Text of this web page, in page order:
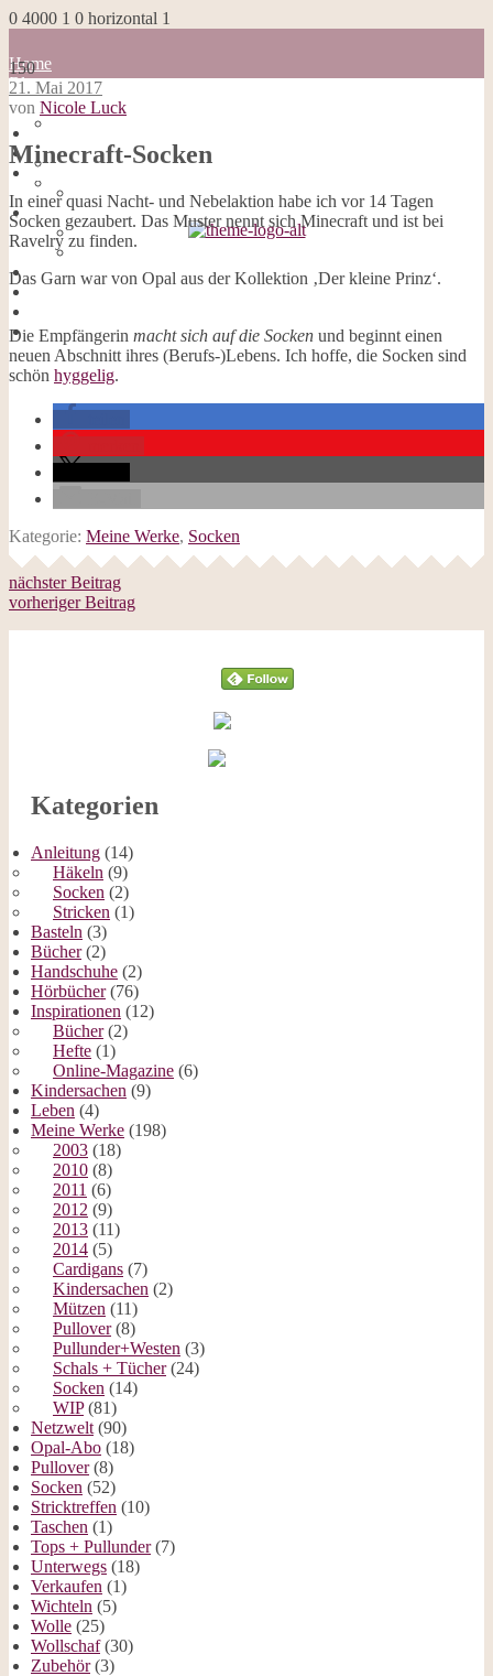
0 4000 1 0 horizontal 1
Home
Blog
about me
Impressum
Datenschutzerklärung
Galerie
Opal-Abos
Strickblogs
Hörbücher
150
Home
Blog
about me
100 Dinge
Impressum
Datenschutzerklärung
Cookies
Galerie
Hörbücher
21. Mai 2017
von Nicole Luck
Minecraft-Socken
In einer quasi Nacht- und Nebelaktion habe ich vor 14 Tagen
Socken gezaubert. Das Muster nennt sich Minecraft und ist bei
Ravelry zu finden.
Das Garn war von Opal aus der Kollektion ‚Der kleine Prinz‘.
Die Empfängerin macht sich auf die Socken und beginnt einen
neuen Abschnitt ihres (Berufs-)Lebens. Ich hoffe, die Socken sind
schön hyggelig.
Kategorie: Meine Werke, Socken
nächster Beitrag
vorheriger Beitrag
Kategorien
Anleitung (14)
Häkeln (9)
Socken (2)
Stricken (1)
Basteln (3)
Bücher(2)
Handschuhe (2)
Hörbücher(76)
Inspirationen (12)
Bücher(2)
Hefte (1)
Online-Magazine (6)
Kindersachen (9)
Leben (4)
Meine Werke (198)
2003 (18)
2010 (8)
2011 (6)
2012 (9)
2013 (11)
2014 (5)
Cardigans (7)
Kindersachen (2)
Mützen (11)
Pullover(8)
Pullunder+Westen (3)
Schals + Tücher(24)
Socken (14)
WIP(81)
Netzwelt (90)
Opal-Abo (18)
Pullover(8)
Socken (52)
Stricktreffen (10)
Taschen (1)
Tops + Pullunder(7)
Unterwegs (18)
Verkaufen (1)
Wichteln (5)
Wolle (25)
Wollschaf(30)
Zubehör(3)